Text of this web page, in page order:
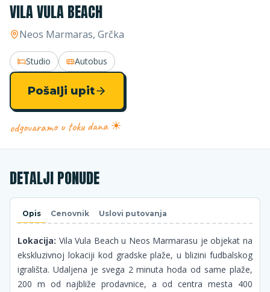
VILA VULA BEACH
Neos Marmaras, Grčka
Studio Autobus
Pošalji upit
odgovaramo u toku dana ☀
DETALJI PONUDE
Opis Cenovnik Uslovi putovanja
Lokacija: Vila Vula Beach u Neos Marmarasu je objekat na
ekskluzivnoj lokaciji kod gradske plaže, u blizini fudbalskog
igrališta. Udaljena je svega 2 minuta hoda od same plaže,
200 m od najbliže prodavnice, a od centra mesta 400